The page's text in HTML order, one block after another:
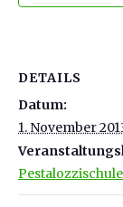
DETAILS
Datum:
1. November
Pestalozzischule